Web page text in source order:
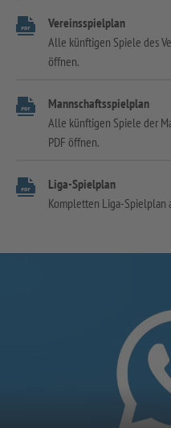
Vereinsspielplan
Alle künftigen Spiele des
öffnen.
Mannschaftsspielplan
Alle künftigen Spiele der
PDF öffnen.
Liga-Spielplan
Kompletten Liga-Spielplan